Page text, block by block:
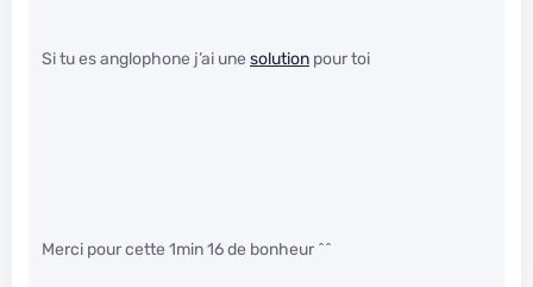
Si tu es anglophone j’ai une solution pour toi
Merci pour cette 1min 16 de bonheur ^^